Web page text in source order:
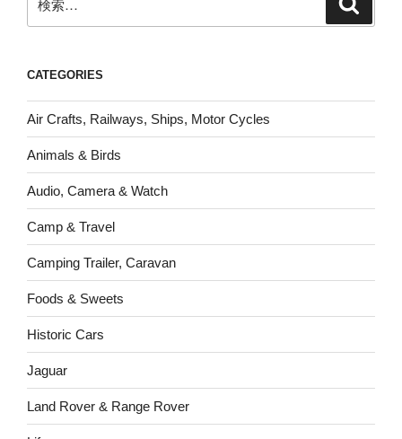
索:
CATEGORIES
Air Crafts, Railways, Ships, Motor Cycles
Animals & Birds
Audio, Camera & Watch
Camp & Travel
Camping Trailer, Caravan
Foods & Sweets
Historic Cars
Jaguar
Land Rover & Range Rover